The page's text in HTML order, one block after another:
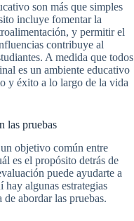
son más que simples
incluye fomentar la
y permitir el
contribuye al
A medida que todos
es un ambiente educativo
y éxito a lo largo de la vida
las pruebas
objetivo común entre
es el propósito detrás de
puede ayudarte a
algunas estrategias
abordar las pruebas.